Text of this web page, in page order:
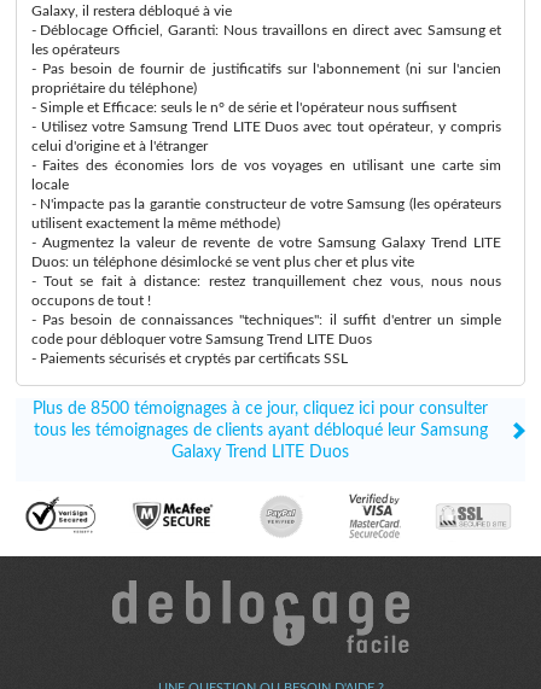
Galaxy, il restera débloqué à vie
- Déblocage Officiel, Garanti: Nous travaillons en direct avec Samsung et
les opérateurs
- Pas besoin de fournir de justificatifs sur l'abonnement (ni sur l'ancien
propriétaire du téléphone)
- Simple et Efficace: seuls le n° de série et l'opérateur nous suffisent
- Utilisez votre Samsung Trend LITE Duos avec tout opérateur, y compris
celui d'origine et à l'étranger
- Faites des économies lors de vos voyages en utilisant une carte sim
locale
- N'impacte pas la garantie constructeur de votre Samsung (les opérateurs
utilisent exactement la même méthode)
- Augmentez la valeur de revente de votre Samsung Galaxy Trend LITE
Duos: un téléphone désimlocké se vent plus cher et plus vite
- Tout se fait à distance: restez tranquillement chez vous, nous nous
occupons de tout !
- Pas besoin de connaissances "techniques": il suffit d'entrer un simple
code pour débloquer votre Samsung Trend LITE Duos
- Paiements sécurisés et cryptés par certificats SSL
Plus de 8500 témoignages à ce jour, cliquez ici pour consulter
tous les témoignages de clients ayant débloqué leur Samsung
Galaxy Trend LITE Duos